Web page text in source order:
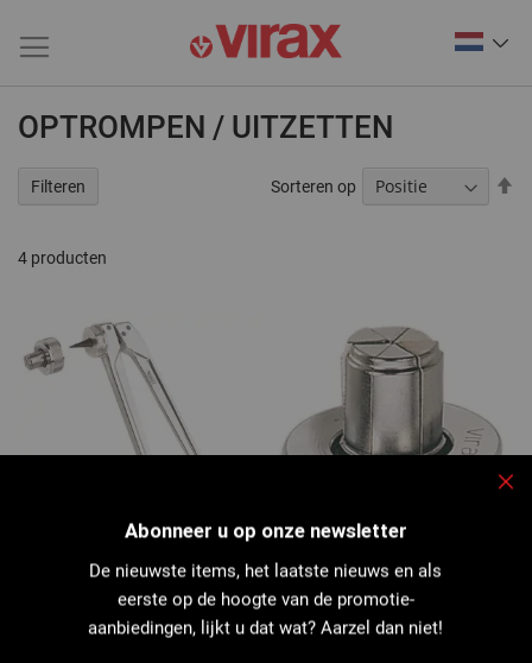
OPTROMPEN / UITZETTEN
4 producten
Sorteren op
2526 : Optrompgereedschap
Filteren
Abonneer u op onze newsletter
De nieuwste items, het laatste nieuws en als
eerste op de hoogte van de promotie-
aanbiedingen, lijkt u dat wat? Aarzel dan niet!